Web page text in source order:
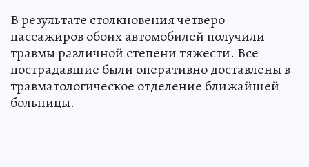
В результате столкновения четверо
пассажиров обоих автомобилей получили
травмы различной степени тяжести. Все
пострадавшие были оперативно доставлены в
травматологическое отделение ближайшей
больницы.